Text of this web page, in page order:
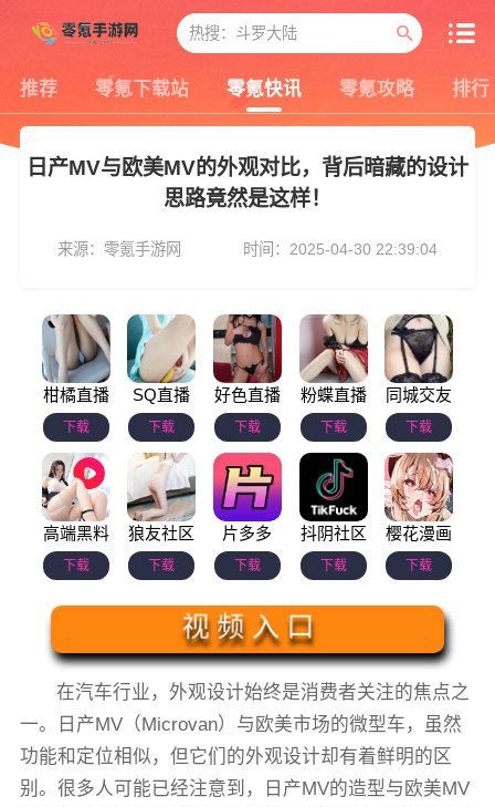
推荐 零氪下载站 零氪快讯 零氪攻略 排行
日产MV与欧美MV的外观对比，背后暗藏的设计
思路竟然是这样！
来源：零氪手游网 时间：2025-04-30 22:39:04
柑橘直播
下载
SQ直播
下载
好色直播
下载
粉蝶直播
下载
同城交友
下载
高端黑料
下载
狼友社区
下载
片多多
下载
抖阴社区
下载
樱花漫画
下载
视 频 入 口
在汽车行业，外观设计始终是消费者关注的焦点之
一。日产MV（Microvan）与欧美市场的微型车，虽然
功能和定位相似，但它们的外观设计却有着鲜明的区
别。很多人可能已经注意到，日产MV的造型与欧美MV